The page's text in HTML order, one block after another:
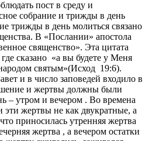
пост в среду и
собрание и трижды в день
трижды в день молиться связано
В «Послании» апостола
священство». Эта цитата
сказано «а вы будете у Меня
святым»(Исход 19:6).
и в число заповедей входило в
и жертвы должны были
– утром и вечером . Во времена
жертвы не как двукратные, а
приносилась утренняя жертва
жертва , а вечером остатки